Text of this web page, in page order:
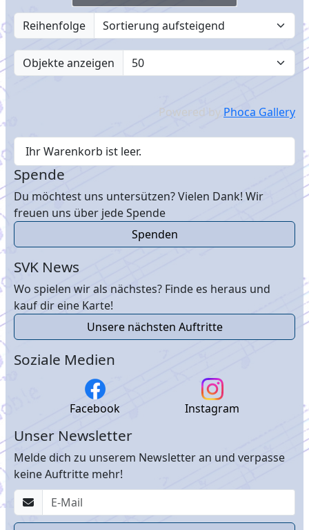
Reihenfolge
Objekte anzeigen
Powered by Phoca Gallery
Ihr Warenkorb ist leer.
Spende
Du möchtest uns untersützen? Vielen Dank! Wir
freuen uns über jede Spende
Spenden
SVK News
Wo spielen wir als nächstes? Finde es heraus und
kauf dir eine Karte!
Unsere nächsten Auftritte
Soziale Medien
Facebook Instagram
Unser Newsletter
Melde dich zu unserem Newsletter an und verpasse
keine Auftritte mehr!